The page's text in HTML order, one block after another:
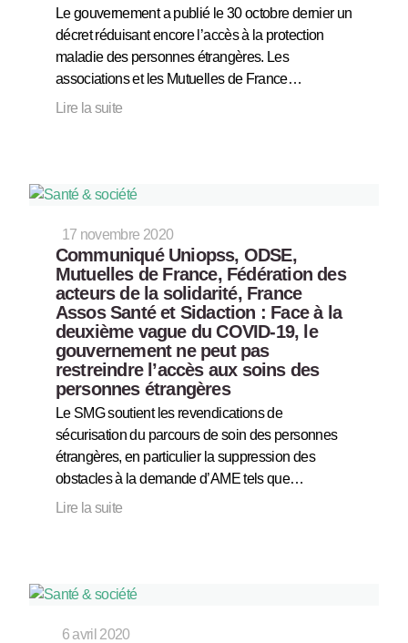
Le gouvernement a publié le 30 octobre dernier un
décret réduisant encore l’accès à la protection
maladie des personnes étrangères. Les
associations et les Mutuelles de France…
Lire la suite
17 novembre 2020
Communiqué Uniopss, ODSE,
Mutuelles de France, Fédération des
acteurs de la solidarité, France
Assos Santé et Sidaction : Face à la
deuxième vague du COVID-19, le
gouvernement ne peut pas
restreindre l’accès aux soins des
personnes étrangères
Le SMG soutient les revendications de
sécurisation du parcours de soin des personnes
étrangères, en particulier la suppression des
obstacles à la demande d’AME tels que…
Lire la suite
6 avril 2020